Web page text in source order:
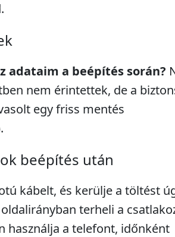
adataim a beépítés során?
nem érintettek, de a
egy friss mentés
beépítés után
kábelt, és kerülje a töltést
terheli a
használja a telefont, időnként